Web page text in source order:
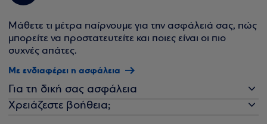
Μάθετε τι μέτρα παίρνουμε για την ασφάλειά σας, πώς
μπορείτε να προστατευτείτε και ποιες είναι οι πιο
συχνές απάτες.
Με ενδιαφέρει η ασφάλεια
Για τη δική σας ασφάλεια
Χρειάζεστε βοήθεια;